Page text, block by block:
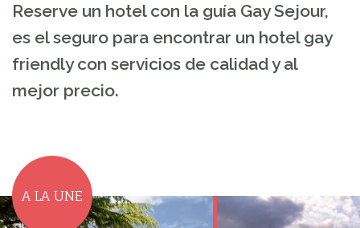
Reserve un hotel con la guía Gay Sejour,
es el seguro para encontrar un hotel gay
friendly con servicios de calidad y al
mejor precio.
A LA UNE